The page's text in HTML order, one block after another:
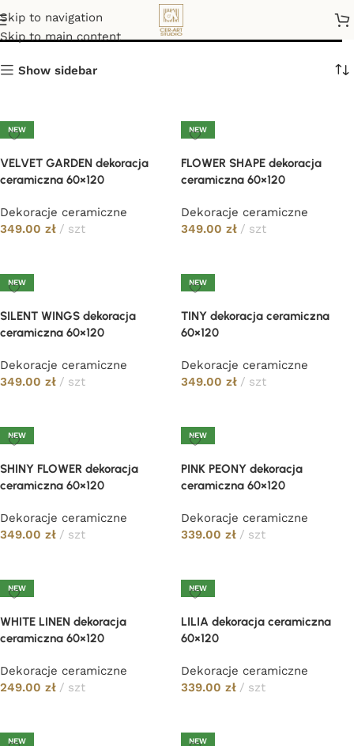
Skip to navigation
Skip to main content
Show sidebar
NEW
VELVET GARDEN dekoracja
ceramiczna 60×120
Dekoracje ceramiczne
349.00 zł szt
NEW
FLOWER SHAPE dekoracja
ceramiczna 60×120
Dekoracje ceramiczne
349.00 zł szt
NEW
SILENT WINGS dekoracja
ceramiczna 60×120
Dekoracje ceramiczne
349.00 zł szt
NEW
TINY dekoracja ceramiczna
60×120
Dekoracje ceramiczne
349.00 zł szt
NEW
SHINY FLOWER dekoracja
ceramiczna 60×120
Dekoracje ceramiczne
349.00 zł szt
NEW
PINK PEONY dekoracja
ceramiczna 60×120
Dekoracje ceramiczne
339.00 zł szt
NEW
WHITE LINEN dekoracja
ceramiczna 60×120
Dekoracje ceramiczne
249.00 zł szt
NEW
LILIA dekoracja ceramiczna
60×120
Dekoracje ceramiczne
339.00 zł szt
NEW NEW